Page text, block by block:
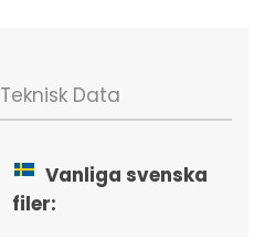
Teknisk Data
Vanliga svenska
filer: